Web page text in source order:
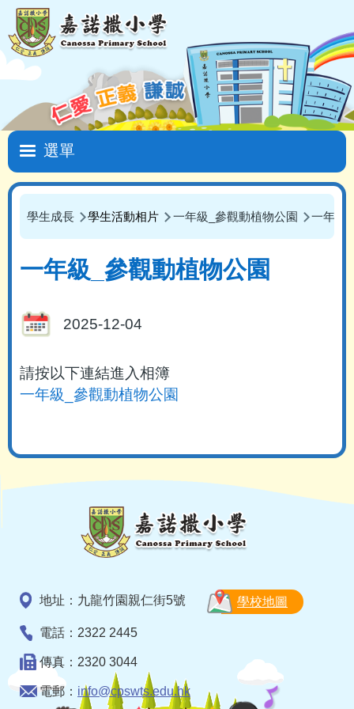
移至主內容
Main
navigation
導
連
學生成長 學生活動相片 一年級_參觀動植物公園 一年級
一年級_參觀動植物公園
2025-12-04
請按以下連結進入相簿
一年級_參觀動植物公園
地址：九龍竹園親仁街5號 學校地圖
電話：2322 2445
傳真：2320 3044
電郵： info@cpswts.edu.hk